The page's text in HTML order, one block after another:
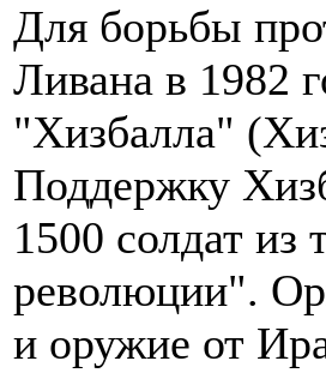
Для борьбы
Ливана в 1982
"Хизбалла"
Поддержку
1500 солдат из
революции".
и оружие от